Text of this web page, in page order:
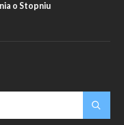
o Stopniu